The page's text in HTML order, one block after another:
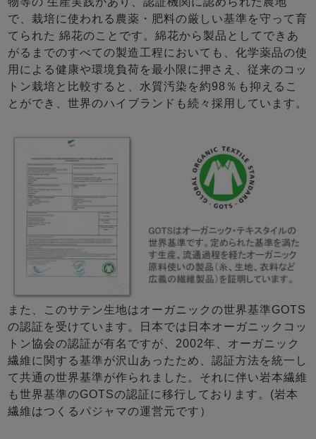
で、栽培に使われる農薬・肥料の厳しい基準を守って育
てられた 綿花のことです。綿花から製品としてできあ
がるまでのすべての製造工程においても、化学薬品の使
用による健康や環境負荷を最小限に押さえ、従来のコッ
トン栽培と比較すると、水質汚染を約98％も抑えるこ
とができ、世界のハイブランドも続々採用しています。
また、このサテン生地はオーガニックの世界基準GOTS
の認証を受けています。日本では日本オーガニックコッ
トン協会の認証が有名ですが、2002年、オーガニック
繊維に関する基準が沢山あったため、認証方法を統一し
て共通の世界基準が作られました。それに伴い岩本繊維
も世界基準のGOTSの認証に移行しております。(岩本
繊維はつくるパジャマの運営元です）